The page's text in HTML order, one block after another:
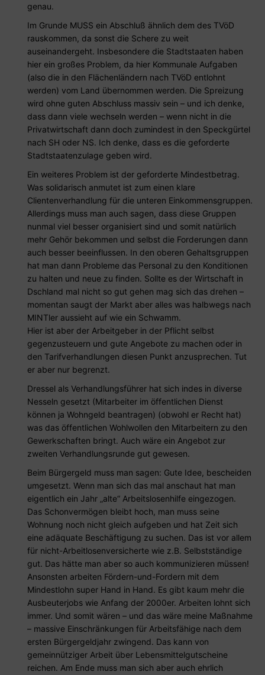
genau.
Im Grunde MUSS ein Abschluß ähnlich dem des TVöD
rauskommen, da sonst die Schere zu weit
auseinandergeht. Insbesondere die Stadtstaaten haben
hier ein großes Problem, da hier Kommunale Aufgaben
(also die in den Flächenländern nach TVöD entlohnt
werden) vom Land übernommen werden. Die Spreizung
wird ohne guten Abschluss massiv sein – und ich denke,
dass dann viele wechseln werden – wenn nicht in die
Privatwirtschaft dann doch zumindest in den Speckgürtel
nach SH oder NS. Ich denke, dass es die geforderte
Stadtstaatenzulage geben wird.
Ein weiteres Problem ist der geforderte Mindestbetrag.
Was solidarisch anmutet ist zum einen klare
Clientenverhandlung für die unteren Einkommensgruppen.
Allerdings muss man auch sagen, dass diese Gruppen
nunmal viel besser organisiert sind und somit natürlich
mehr Gehör bekommen und selbst die Forderungen dann
auch besser beeinflussen. In den oberen Gehaltsgruppen
hat man dann Probleme das Personal zu den Konditionen
zu halten und neue zu finden. Sollte es der Wirtschaft in
Dschland mal nicht so gut gehen mag sich das drehen –
momentan saugt der Markt aber alles was halbwegs nach
MINTler aussieht auf wie ein Schwamm.
Hier ist aber der Arbeitgeber in der Pflicht selbst
gegenzusteuern und gute Angebote zu machen oder in
den Tarifverhandlungen diesen Punkt anzusprechen. Tut
er aber nur begrenzt.
Dressel als Verhandlungsführer hat sich indes in diverse
Nesseln gesetzt (Mitarbeiter im öffentlichen Dienst
können ja Wohngeld beantragen) (obwohl er Recht hat)
was das öffentlichen Wohlwollen den Mitarbeitern zu den
Gewerkschaften bringt. Auch wäre ein Angebot zur
zweiten Verhandlungsrunde gut gewesen.
Beim Bürgergeld muss man sagen: Gute Idee, bescheiden
umgesetzt. Wenn man sich das mal anschaut hat man
eigentlich ein Jahr „alte“ Arbeitslosenhilfe eingezogen.
Das Schonvermögen bleibt hoch, man muss seine
Wohnung noch nicht gleich aufgeben und hat Zeit sich
eine adäquate Beschäftigung zu suchen. Das ist vor allem
für nicht-Arbeitlosenversicherte wie z.B. Selbstständige
gut. Das hätte man aber so auch kommunizieren müssen!
Ansonsten arbeiten Fördern-und-Fordern mit dem
Mindestlohn super Hand in Hand. Es gibt kaum mehr die
Ausbeuterjobs wie Anfang der 2000er. Arbeiten lohnt sich
immer. Und somit wären – und das wäre meine Maßnahme
– massive Einschränkungen für Arbeitsfähige nach dem
ersten Bürgergeldjahr zwingend. Das kann von
gemeinnütziger Arbeit über Lebensmittelgutscheine
reichen. Am Ende muss man sich aber auch ehrlich